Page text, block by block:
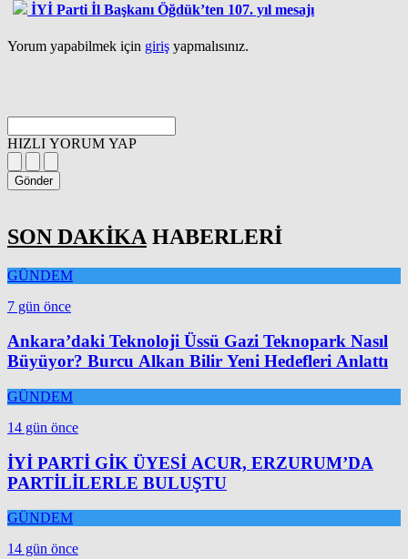
İYİ Parti İl Başkanı Öğdük’ten 107. yıl mesajı
Yorum yapabilmek için giriş yapmalısınız.
HIZLI YORUM YAP
Gönder
SON DAKİKA HABERLERİ
GÜNDEM
7 gün önce
Ankara’daki Teknoloji Üssü Gazi Teknopark Nasıl
Büyüyor? Burcu Alkan Bilir Yeni Hedefleri Anlattı
GÜNDEM
14 gün önce
İYİ PARTİ GİK ÜYESİ ACUR, ERZURUM’DA
PARTİLİLERLE BULUŞTU
GÜNDEM
14 gün önce